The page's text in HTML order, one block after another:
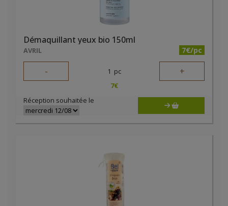
Démaquillant yeux bio 150ml
AVRIL 7€/pc
- 1 pc +
7€
Réception souhaitée le